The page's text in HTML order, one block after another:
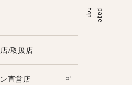
p
a
g
e
t
o
p
/取扱店
直営店